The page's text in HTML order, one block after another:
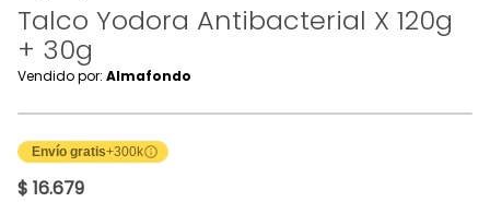
Talco Yodora Antibacterial X 120g
+ 30g
Vendido por: Almafondo
Envío gratis+300k
$ 16.679